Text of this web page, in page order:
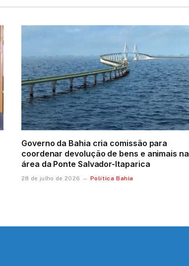
Governo da Bahia cria comissão para
coordenar devolução de bens e animais na
área da Ponte Salvador-Itaparica
28 de julho de 2026 Política Bahia